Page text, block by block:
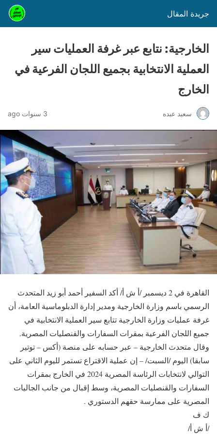
جريدة المقال
الخارجية: نتابع عبر غرفة العمليات سير
العملية الانتخابية بجميع اللجان الفرعية في
الخارج
سعيد عبده 3 سنوات ago
القاهرة في 2 ديسمبر /أ ش أ/ أكد السفير أحمد أبو زيد المتحدث
الرسمي باسم وزارة الخارجية ومدير إدارة الدبلوماسية العامة، أن
غرفة عمليات وزارة الخارجية تتابع سير العملية الانتخابية في
جميع اللجان الفرعية بمقرات السفارات والقنصليات المصرية.
وقال متحدث الخارجية – عبر حسابه على منصة (أكس – توتير
سابقا) اليوم /السبت/ – إن عملية الاقتراع تستمر لليوم الثاني على
التوالي لانتخابات الرئاسة المصرية 2024 في الخارج بمقرات
السفارات والقنصليات المصرية، وسط إقبال من جانب الجاليات
المصرية على ممارسة حقهم الدستوري .
ك ف
/أ ش أ/